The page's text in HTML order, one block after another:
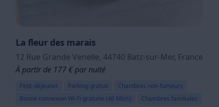
La fleur des marais
12 Rue Grande Venelle, 44740 Batz-sur-Mer, France
À partir de 177 € par nuité
Petit-déjeuner Parking gratuit
Chambres non-fumeurs
Bonne connexion Wi-Fi gratuite (46 Mb/s)
Chambres familiales